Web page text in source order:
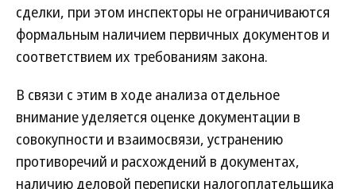
сделки, при этом инспекторы не ограничиваются
формальным наличием первичных документов и
соответствием их требованиям закона.
В связи с этим в ходе анализа отдельное
внимание уделяется оценке документации в
совокупности и взаимосвязи, устранению
противоречий и расхождений в документах,
наличию деловой переписки налогоплательщика